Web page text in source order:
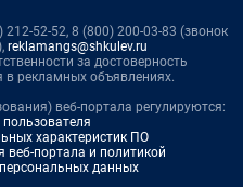
52-52, 8 (800) 200-03-83 (звонок
reklamangs@shkulev.ru
за достоверность
рекламных объявлениях.
веб-портала регулируются:
характеристик ПО
портала и политикой
данных